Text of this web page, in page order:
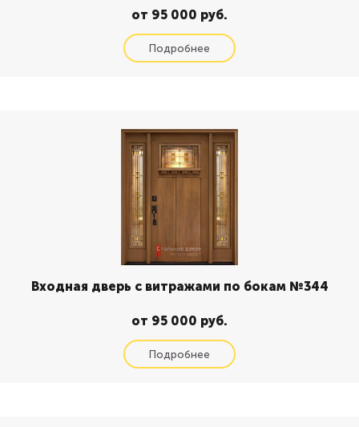
от 95 000 руб.
Входная дверь с витражами по бокам №344
от 95 000 руб.